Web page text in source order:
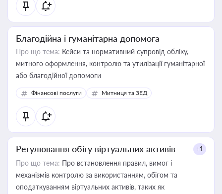
Благодійна і гуманітарна допомога
Про що тема: Кейси та нормативний супровід обліку,
митного оформлення, контролю та утилізації гуманітарної
або благодійної допомоги
Фінансові послуги Митниця та ЗЕД
Регулювання обігу віртуальних активів +1
Про що тема: Про встановлення правил, вимог і
механізмів контролю за використанням, обігом та
оподаткуванням віртуальних активів, таких як